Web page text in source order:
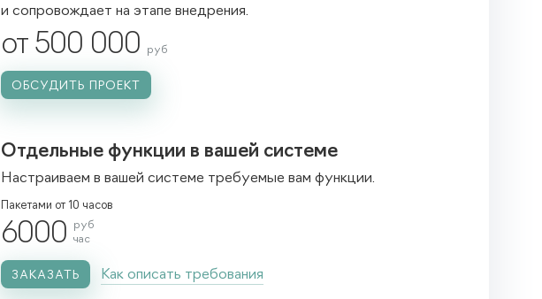
и сопровождает на этапе внедрения.
от 500 000 руб
ОБСУДИТЬ ПРОЕКТ
Отдельные функции в вашей системе
Настраиваем в вашей системе требуемые вам функции.
Пакетами от 10 часов
6000
руб
час
ЗАКАЗАТЬ Как описать требования